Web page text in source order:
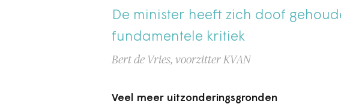
De minister heeft zich doof
fundamentele kritiek
Bert de Vries, voorzitter KVAN
Veel meer uitzonderingsgronden